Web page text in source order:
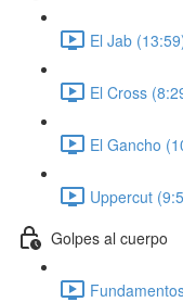
El Jab
El Cross
El Gancho
Uppercut
Golpes al cuerpo